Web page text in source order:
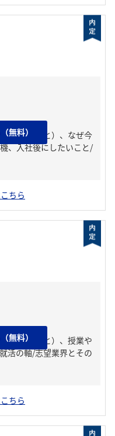
入れたこと）、なぜ今
、入社後にしたいこと/
無料）
ちら
入れたこと）、授業や
活の軸/志望業界とその
無料）
ちら